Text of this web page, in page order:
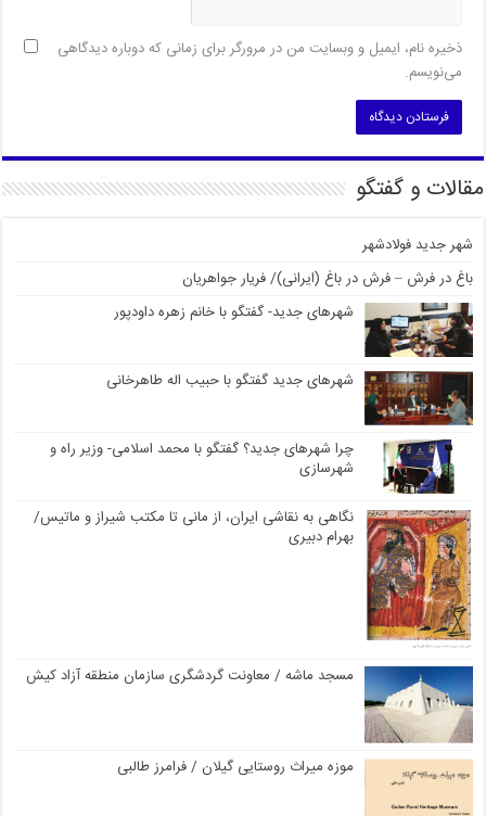
ذخیره نام، ایمیل و وبسایت من در مرورگر برای زمانی که دوباره دیدگاهی
می‌نویسم.
مقالات و گفتگو
شهر جدید فولادشهر
باغ در فرش – فرش در باغ (ایرانی)/ فریار جواهریان
شهرهای جدید- گفتگو با خانم زهره داودپور
شهرهای جدید گفتگو با حبیب اله طاهرخانی
چرا شهرهای جدید؟ گفتگو با محمد اسلامی- وزیر راه و
شهرسازی
نگاهی به نقاشی ایران، از مانی تا مکتب شیراز و ماتیس/
بهرام دبیری
مسجد ماشه / معاونت گردشگری سازمان منطقه آزاد کیش
موزه میراث روستایی گیلان / فرامرز طالبی